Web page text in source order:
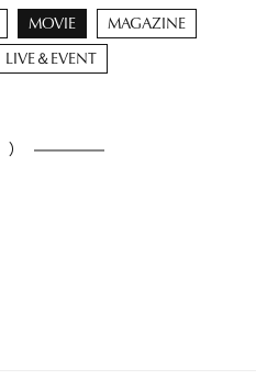
MOVIE
MAGAZINE
LIVE＆EVENT
）